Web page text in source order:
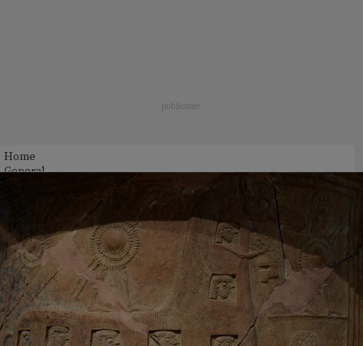
Home
General